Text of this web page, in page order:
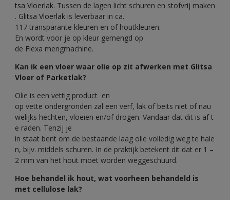
tsa Vloerlak. Tussen de lagen licht schuren en stofvrij maken
. Glitsa Vloerlak is leverbaar in ca.
117 transparante kleuren en of houtkleuren.
En wordt voor je op kleur gemengd op
de Flexa mengmachine.
Kan ik een vloer waar olie op zit afwerken met Glitsa
Vloer of Parketlak?
Olie is een vettig product en
op vette ondergronden zal een verf, lak of beits niet of nau
welijks hechten, vloeien en/of drogen. Vandaar dat dit is af t
e raden. Tenzij je
in staat bent om de bestaande laag olie volledig weg te hale
n, bijv. middels schuren. In de praktijk betekent dit dat er 1 –
2 mm van het hout moet worden weggeschuurd.
Hoe behandel ik hout, wat voorheen behandeld is
met cellulose lak?